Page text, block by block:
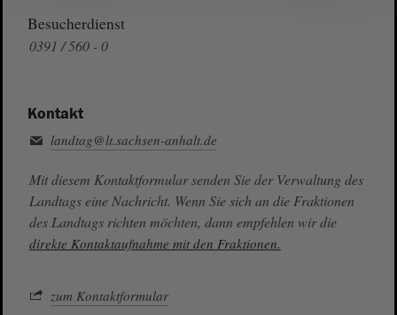
Besucherdienst
0391 / 560 - 0
Kontakt
landtag@lt.sachsen-anhalt.de
Mit diesem Kontaktformular senden Sie der Verwaltung des
Landtags eine Nachricht. Wenn Sie sich an die Fraktionen
des Landtags richten möchten, dann empfehlen wir die
direkte Kontaktaufnahme mit den Fraktionen.
zum Kontaktformular